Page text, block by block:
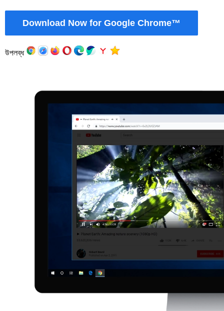
Download Now for Google Chrome™
উপলব্ধ